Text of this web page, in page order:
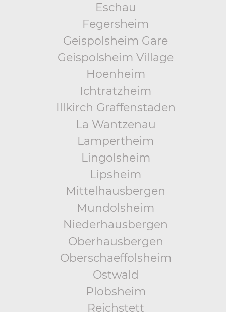
Eschau
Fegersheim
Geispolsheim Gare
Geispolsheim Village
Hoenheim
Ichtratzheim
Illkirch Graffenstaden
La Wantzenau
Lampertheim
Lingolsheim
Lipsheim
Mittelhausbergen
Mundolsheim
Niederhausbergen
Oberhausbergen
Oberschaeffolsheim
Ostwald
Plobsheim
Reichstett